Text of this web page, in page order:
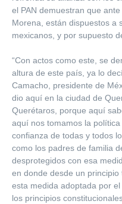
el PAN demuestran que
Morena, están dispuestos a
mexicanos, y por supuesto
“Con actos como este, se
altura de este país, ya lo
Camacho, presidente de
dio aquí en la ciudad de
Querétaros, porque aquí
aquí nos tomamos la
confianza de todas y todos
como los padres de familia
desprotegidos con esa
en donde desde un
esta medida adoptada por
los principios